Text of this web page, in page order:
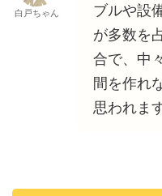
白戸ちゃん
ブルや設
が多数を
合で、中
間を作れ
思われま